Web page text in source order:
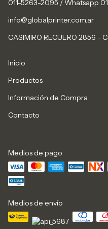
011-5263-2095 / Whatsapp
info@globalprinter.com.ar
CASIMIRO RECUERO 2856 -
Inicio
Productos
Información de Compra
Contacto
Medios de pago
Medios de envío